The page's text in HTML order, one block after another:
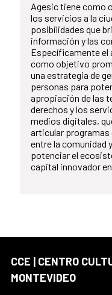
Agesic tiene como
los servicios a la
posibilidades que
información y las
Específicamente el
como objetivo
una estrategia de
personas para
apropiación de las
derechos y los
medios digitales,
articular
entre la comunidad
potenciar el
capital innovador
CCE | CENTRO
MONTEVIDEO